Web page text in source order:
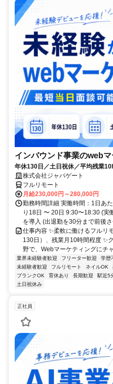
インバウンド事業のweb
年休130日／土日祝休／平均残業
株式会社ジャパゲート
フルリモート
月給230,000円～280,000円
勤務時間詳細 実働時間：1日あ
り18日 〜 20日 9:30〜18:30 (
を導入 (出退勤を30分まで前後
仕事内容 ✨柔軟に働けるフルリ
130日）、残業月10時間程度 ✨
野で、Webマーケティングにチ
業界未経験者歓迎 フリーター歓迎 学歴
未経験者歓迎
フルリモート ネイルOK
ブランクOK
育休あり 長期歓迎 駅近5
土日祝休み
正社員